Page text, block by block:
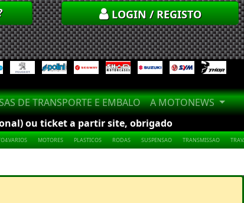
LOGIN / REGISTO
DE TRANSPORTE E EMBALO
A MOTONEWS
ou ticket a partir site, obrigado
MOTORES PLASTICOS RODAS SUSPENSAO TRANSMISSAO